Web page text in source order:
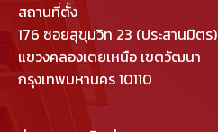
สถานที่ตั้ง
176 ซอยสุขุมวิท 23 (ประสานมิตร)
แขวงคลองเตยเหนือ เขตวัฒนา
กรุงเทพมหานคร 10110